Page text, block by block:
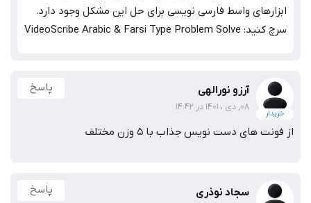
ابزارهای واسط فارسی نویسی برای حل این مشکل وجود دارد.
سرچ کنید: VideoScribe Arabic & Farsi Type Problem Solve
خریدار
آرزو نورالهی
08, دی ، 1401 در 14:42
پاسخ
از فونت های دست نویس جذاب با 5 وزن مختلف
سجاد نوذری پاسخ